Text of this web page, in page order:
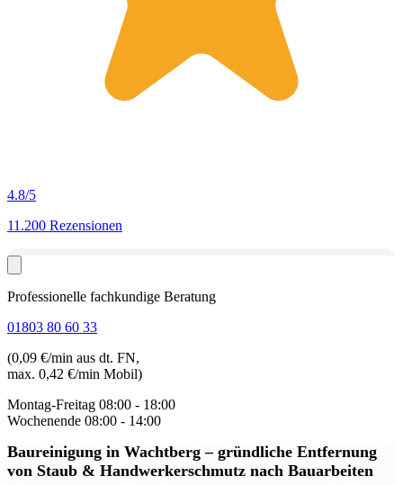
4.8/5
11.200 Rezensionen
Professionelle fachkundige Beratung
01803 80 60 33
(0,09 €/min aus dt. FN,
max. 0,42 €/min Mobil)
Montag-Freitag 08:00 - 18:00
Wochenende 08:00 - 14:00
Baureinigung in Wachtberg– gründliche Entfernung
von Staub & Handwerkerschmutz nach Bauarbeiten